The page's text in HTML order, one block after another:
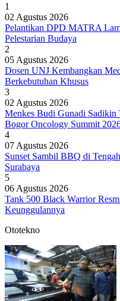
1
02 Agustus 2026
Pelantikan DPD MATRA
Pelestarian Budaya
2
05 Agustus 2026
Dosen UNJ Kembangkan
Berkebutuhan Khusus
3
02 Agustus 2026
Menkes Budi Gunadi Sadikin
Bogor Oncology Summit
4
07 Agustus 2026
Sunset Sambil BBQ di
Surabaya
5
06 Agustus 2026
Tank 500 Black Warrior
Keunggulannya
Ototekno